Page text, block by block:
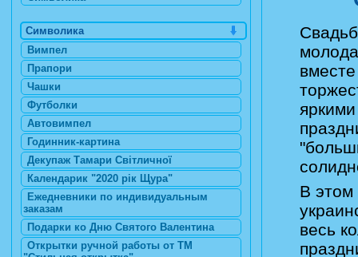
В этом
весь
Символика
Вимпел
Прапори
Чашки
Футболки
Автовимпел
Годинник-картина
Декупаж Тамари Світличної
Календарик "2020 рік Щура"
Ежедневники по индивидуальным
заказам
Подарки ко Дню Святого Валентина
Открытки ручной работы от ТМ